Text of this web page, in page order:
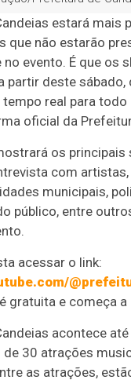
estará mais
que não estarão
evento. É que os
partir deste sábado,
real para todo
oficial da
os principais
com
municipais,
público, entre
acessar o link:
gratuita e começa
acontece
de 30 atrações
as atrações,